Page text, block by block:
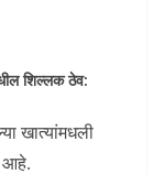
शिल्लक ठेव:
खात्यांमधली
आहे.